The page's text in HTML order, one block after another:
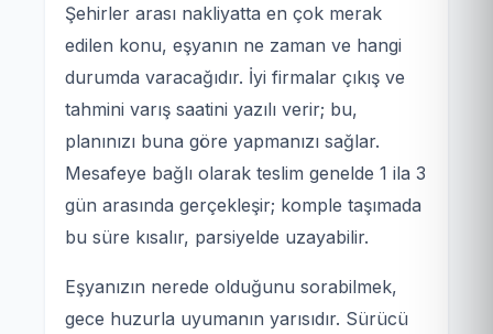
Şehirler arası nakliyatta en çok merak
edilen konu, eşyanın ne zaman ve hangi
durumda varacağıdır. İyi firmalar çıkış ve
tahmini varış saatini yazılı verir; bu,
planınızı buna göre yapmanızı sağlar.
Mesafeye bağlı olarak teslim genelde 1 ila 3
gün arasında gerçekleşir; komple taşımada
bu süre kısalır, parsiyelde uzayabilir.
Eşyanızın nerede olduğunu sorabilmek,
gece huzurla uyumanın yarısıdır. Sürücü